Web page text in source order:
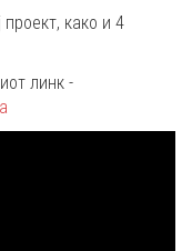
како и 4
линк -